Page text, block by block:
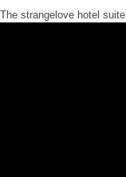
strangelove hotel suite